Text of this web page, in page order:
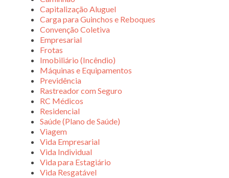
Capitalização Aluguel
Carga para Guinchos e Reboques
Convenção Coletiva
Empresarial
Frotas
Imobiliário (Incêndio)
Máquinas e Equipamentos
Previdência
Rastreador com Seguro
RC Médicos
Residencial
Saúde (Plano de Saúde)
Viagem
Vida Empresarial
Vida Individual
Vida para Estagiário
Vida Resgatável